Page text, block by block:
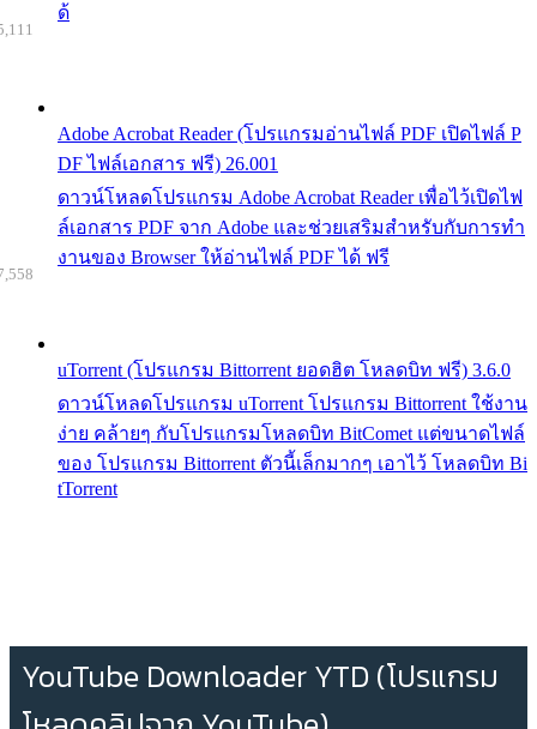
ด้
Adobe Acrobat Reader (โปรแกรมอ่านไฟล์ PDF เปิดไฟล์ P
DF ไฟล์เอกสาร ฟรี) 26.001
ดาวน์โหลดโปรแกรม Adobe Acrobat Reader เพื่อไว้เปิดไฟ
ล์เอกสาร PDF จาก Adobe และช่วยเสริมสำหรับกับการทำ
งานของ Browser ให้อ่านไฟล์ PDF ได้ ฟรี
uTorrent (โปรแกรม Bittorrent ยอดฮิต โหลดบิท ฟรี) 3.6.0
ดาวน์โหลดโปรแกรม uTorrent โปรแกรม Bittorrent ใช้งาน
ง่าย คล้ายๆ กับโปรแกรมโหลดบิท BitComet แต่ขนาดไฟล์
ของ โปรแกรม Bittorrent ตัวนี้เล็กมากๆ เอาไว้ โหลดบิท Bi
tTorrent
YouTube Downloader YTD (โปรแกรม